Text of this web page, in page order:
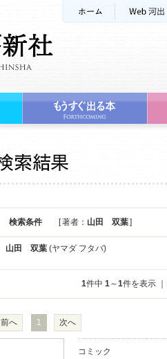
検索条件 [ 著者： 山田 双葉]
山田 双葉 (ヤマダ フタバ)
1件中 1～1件を表示
前へ 1 次へ
コミック